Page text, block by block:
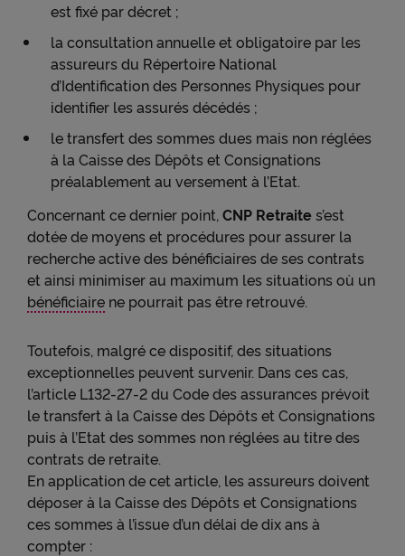
est fixé par décret ;
la consultation annuelle et obligatoire par les
assureurs du Répertoire National
d’Identification des Personnes Physiques pour
identifier les assurés décédés ;
le transfert des sommes dues mais non réglées
à la Caisse des Dépôts et Consignations
préalablement au versement à l’Etat.
Concernant ce dernier point, CNP Retraites’est
dotée de moyens et procédures pour assurer la
recherche active des bénéficiaires de ses contrats
et ainsi minimiser au maximum les situations où un
bénéficiaire ne pourrait pas être retrouvé.
Toutefois, malgré ce dispositif, des situations
exceptionnelles peuvent survenir. Dans ces cas,
l’article L132-27-2 du Code des assurances prévoit
le transfert à la Caisse des Dépôts et Consignations
puis à l’Etat des sommes non réglées au titre des
contrats de retraite.
En application de cet article, les assureurs doivent
déposer à la Caisse des Dépôts et Consignations
ces sommes à l’issue d’un délai de dix ans à
compter :